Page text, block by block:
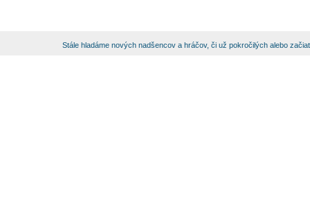
Stále hladáme nových nadšencov a hráčov, či už pokročilých alebo